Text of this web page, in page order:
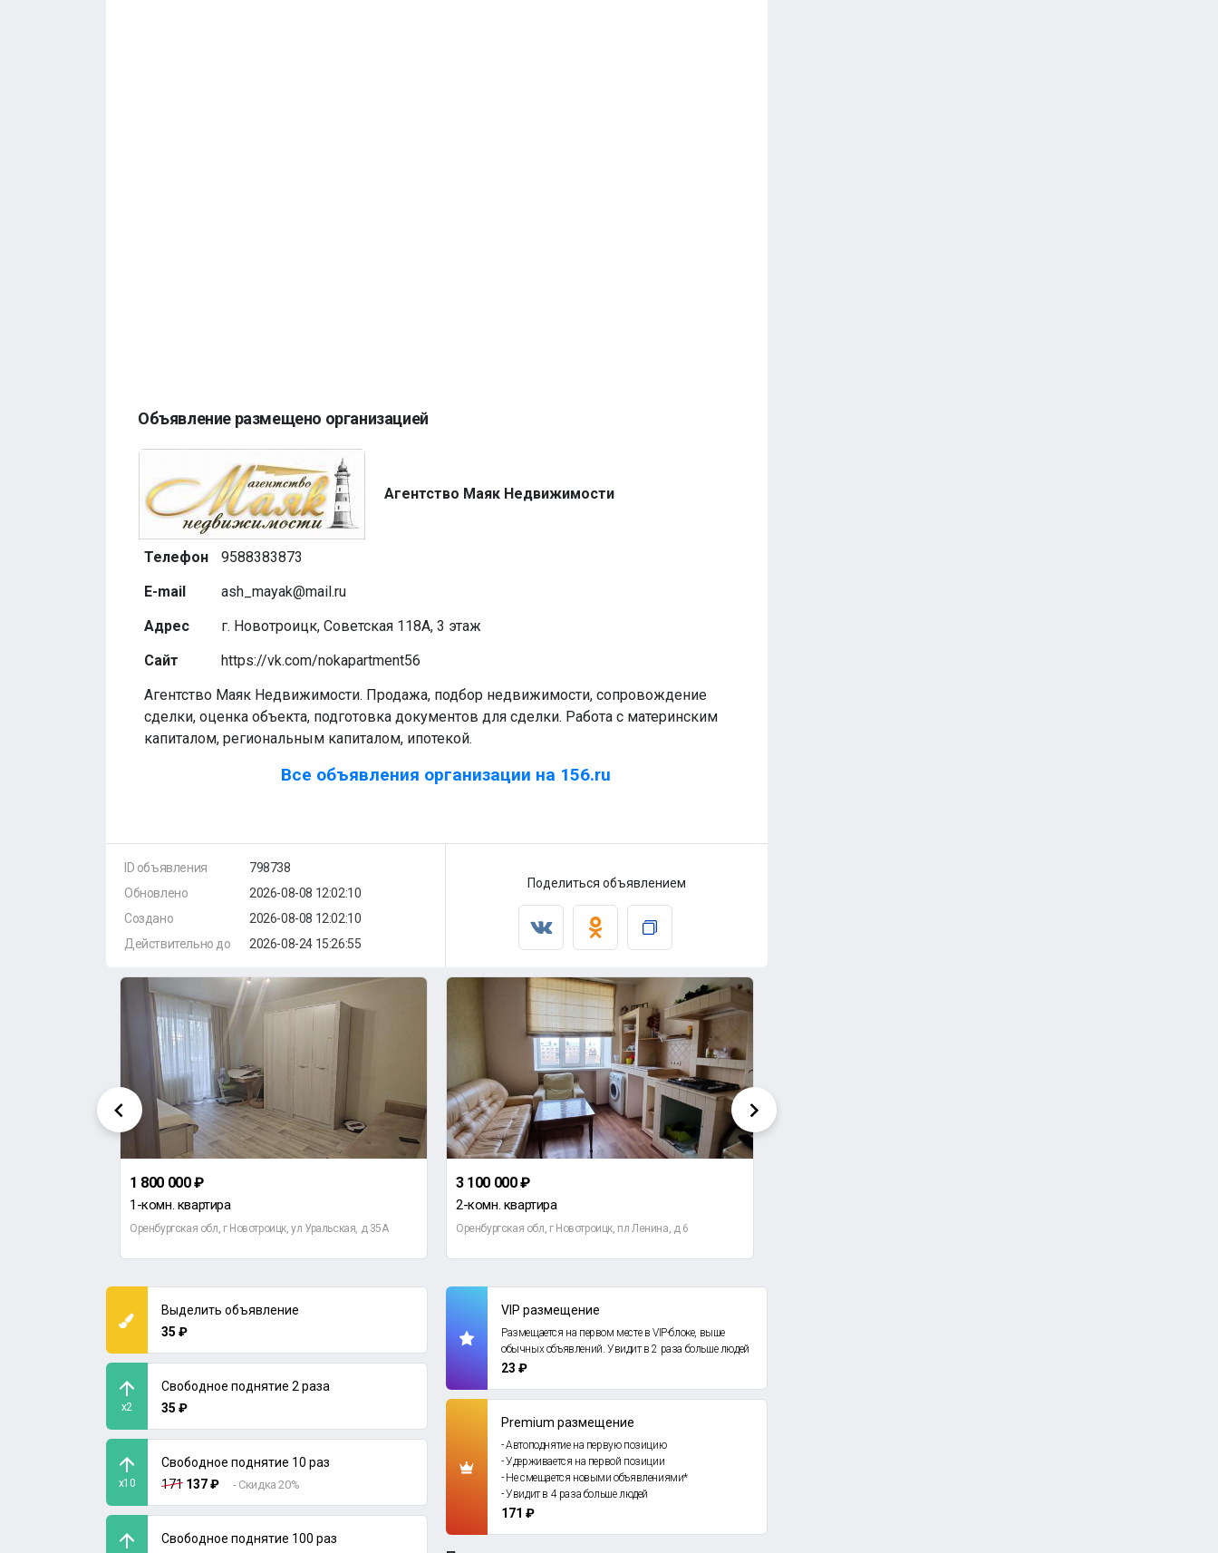
Объявление размещено организацией
Агентство Маяк Недвижимости
Телефон
9588383873
E-mail
ash_mayak@mail.ru
Адрес
г. Новотроицк, Советская 118А, 3 этаж
Сайт
https://vk.com/nokapartment56
Агентство Маяк Недвижимости. Продажа, подбор недвижимости, сопровождение
сделки, оценка объекта, подготовка документов для сделки. Работа с материнским
капиталом, региональным капиталом, ипотекой.
Все объявления организации на 156.ru
ID объявления
Обновлено
Создано
Действительно до
798738
2026-08-08 12:02:10
2026-08-08 12:02:10
2026-08-24 15:26:55
Поделиться объявлением
1 800 000 ₽
1-комн. квартира
Оренбургская обл, г Новотроицк, ул Уральская, д 35А
3 100 000 ₽
2-комн. квартира
Оренбургская обл, г Новотроицк, пл Ленина, д 6
Выделить объявление
35 ₽
x2
Свободное поднятие 2 раза
35 ₽
x10
Свободное поднятие 10 раз
171 137 ₽ - Скидка 20%
Свободное поднятие 100 раз
VIP размещение
Размещается на первом месте в VIP-блоке, выше
обычных объявлений. Увидит в 2 раза больше людей
23 ₽
Premium размещение
- Автоподнятие на первую позицию
- Удерживается на первой позиции
- Не смещается новыми объявлениями*
- Увидит в 4 раза больше людей
171 ₽